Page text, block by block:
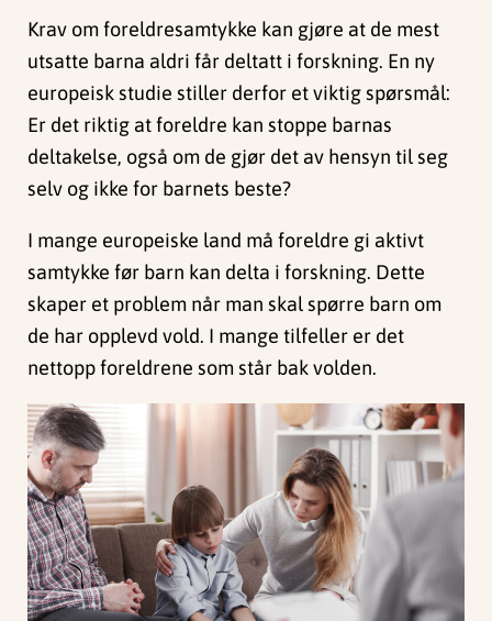
Krav om foreldresamtykke kan gjøre at de mest
utsatte barna aldri får deltatt i forskning. En ny
europeisk studie stiller derfor et viktig spørsmål:
Er det riktig at foreldre kan stoppe barnas
deltakelse, også om de gjør det av hensyn til seg
selv og ikke for barnets beste?
I mange europeiske land må foreldre gi aktivt
samtykke før barn kan delta i forskning. Dette
skaper et problem når man skal spørre barn om
de har opplevd vold. I mange tilfeller er det
nettopp foreldrene som står bak volden.